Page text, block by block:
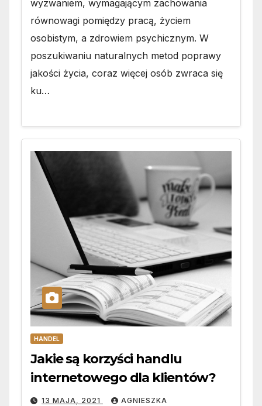
wyzwaniem, wymagającym zachowania
równowagi pomiędzy pracą, życiem
osobistym, a zdrowiem psychicznym. W
poszukiwaniu naturalnych metod poprawy
jakości życia, coraz więcej osób zwraca się
ku…
HANDEL
Jakie są korzyści handlu
internetowego dla klientów?
13 MAJA, 2021 AGNIESZKA